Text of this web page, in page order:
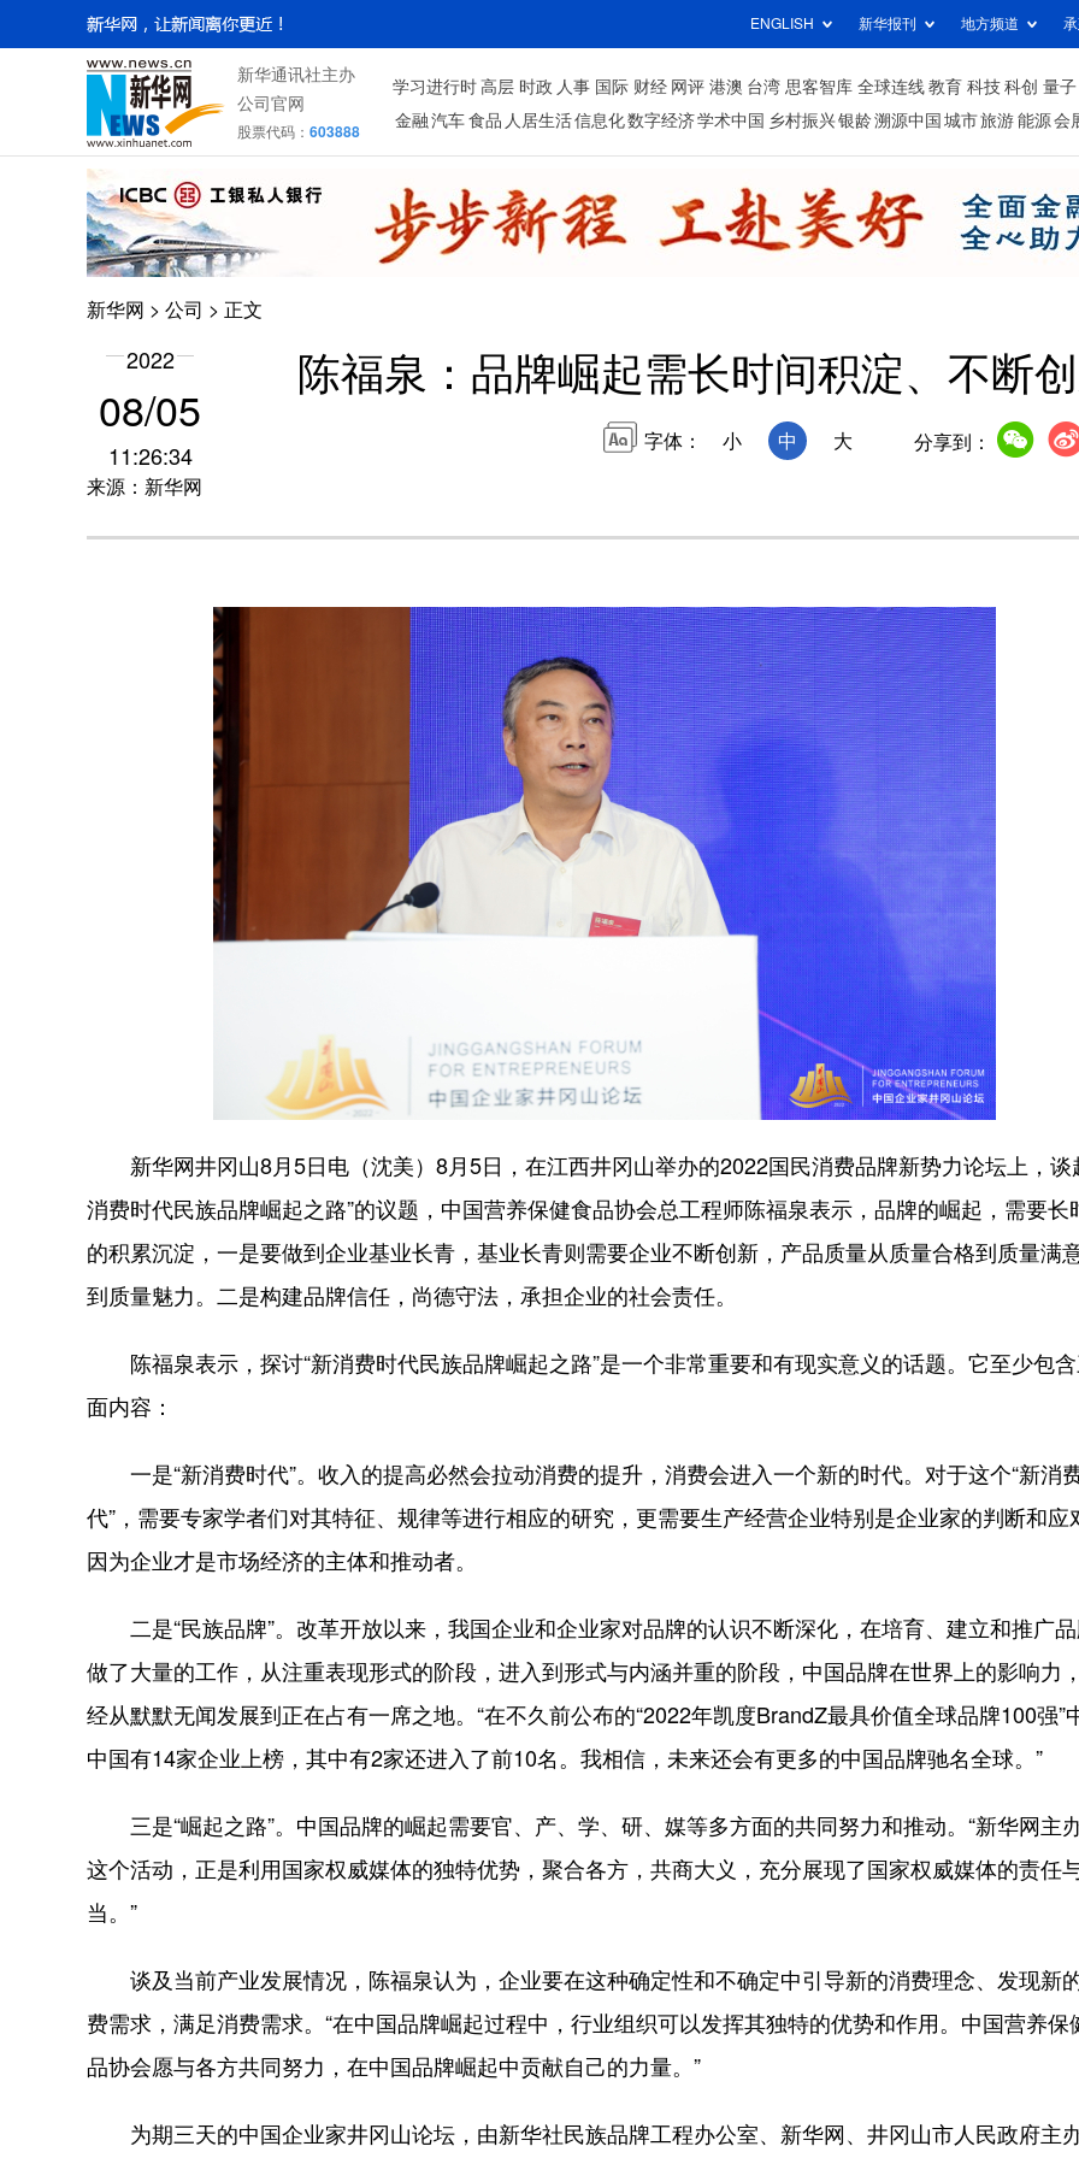
ENGLISH 新华报刊 地方频道
新华通讯社主办
公司官网
股票代码： 603888
学习进行时 高层 时政 人事 国际 财经 网评 港澳 台湾 思客智库 全球连线 教育 科技 科创 量子
金融 汽车 食品 人居生活信息化数字经济学术中国 乡村振兴银龄溯源中国 城市旅游 能源 会
新华网 > 公司 > 正文
2022
08/05
11:26:34
来源：新华网
陈福泉：品牌崛起需长时间积淀、不断
字体： 小 中 大 分享到：
新华网井冈山8月5日电（沈美）8月5日，在江西井冈山举办的2022国民消费品牌新势力论坛上，谈
消费时代民族品牌崛起之路”的议题，中国营养保健食品协会总工程师陈福泉表示，品牌的崛起，需要长
的积累沉淀，一是要做到企业基业长青，基业长青则需要企业不断创新，产品质量从质量合格到质量满
到质量魅力。二是构建品牌信任，尚德守法，承担企业的社会责任。
陈福泉表示，探讨“新消费时代民族品牌崛起之路”是一个非常重要和有现实意义的话题。它至少包
面内容：
一是“新消费时代”。收入的提高必然会拉动消费的提升，消费会进入一个新的时代。对于这个“新消
代”，需要专家学者们对其特征、规律等进行相应的研究，更需要生产经营企业特别是企业家的判断和应
因为企业才是市场经济的主体和推动者。
二是“民族品牌”。改革开放以来，我国企业和企业家对品牌的认识不断深化，在培育、建立和推广
做了大量的工作，从注重表现形式的阶段，进入到形式与内涵并重的阶段，中国品牌在世界上的影响力
经从默默无闻发展到正在占有一席之地。“在不久前公布的“2022年凯度BrandZ最具价值全球品牌100强”
中国有14家企业上榜，其中有2家还进入了前10名。我相信，未来还会有更多的中国品牌驰名全球。”
三是“崛起之路”。中国品牌的崛起需要官、产、学、研、媒等多方面的共同努力和推动。“新华网主
这个活动，正是利用国家权威媒体的独特优势，聚合各方，共商大义，充分展现了国家权威媒体的责任
当。”
谈及当前产业发展情况，陈福泉认为，企业要在这种确定性和不确定中引导新的消费理念、发现新
费需求，满足消费需求。“在中国品牌崛起过程中，行业组织可以发挥其独特的优势和作用。中国营养保
品协会愿与各方共同努力，在中国品牌崛起中贡献自己的力量。”
为期三天的中国企业家井冈山论坛，由新华社民族品牌工程办公室、新华网、井冈山市人民政府主